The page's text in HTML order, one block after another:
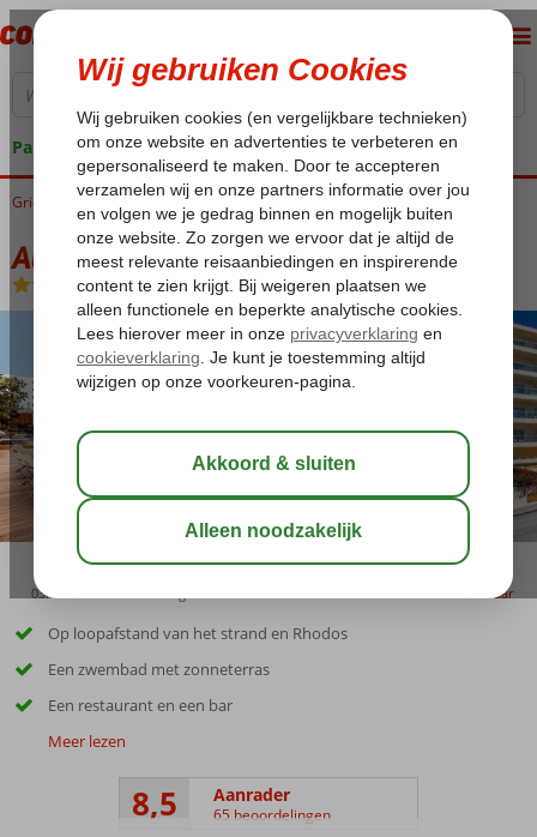
Pakketgarantie
Home
Griekenland Rhodos Rhodos-Stad Athena Hotel
Athena Hotel
Logies en ontbijt-Hotel
03:45 bewaar
Op loopafstand van het strand en Rhodos
Een zwembad met zonneterras
Een restaurant en een bar
Meer lezen
8,5 Aanrader
65 beoordelingen